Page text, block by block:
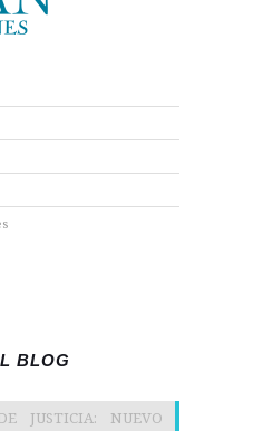
BLOG
JUSTICIA: NUEVO